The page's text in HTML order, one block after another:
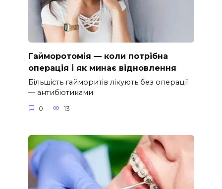
Гайморотомія — коли потрібна
операція і як минає відновлення
Більшість гайморитів лікують без операції
— антибіотиками
0 13